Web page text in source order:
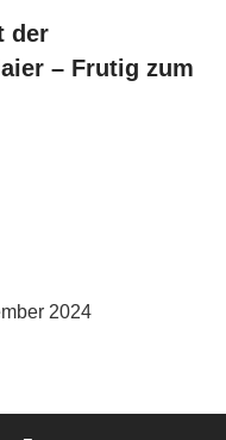
der
– Frutig zum
2024